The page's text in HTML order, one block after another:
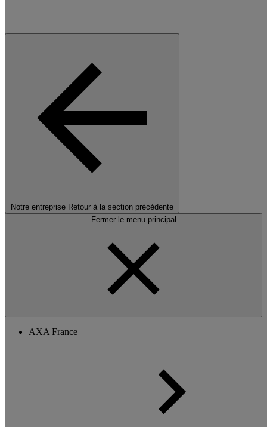
Notre entreprise Retour à la section précédente
Fermer le menu principal
AXA France